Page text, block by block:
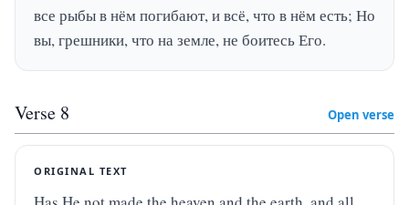
все рыбы в нём погибают, и всё, что в нём есть; Но
вы, грешники, что на земле, не боитесь Его.
Verse 8 Open verse
ORIGINAL TEXT